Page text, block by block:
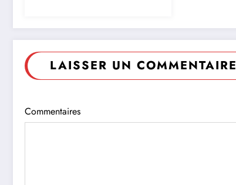
LAISSER UN COMMENTAIRE
Commentaires